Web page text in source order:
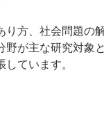
方、社会問題の
が主な研究対象
ています。